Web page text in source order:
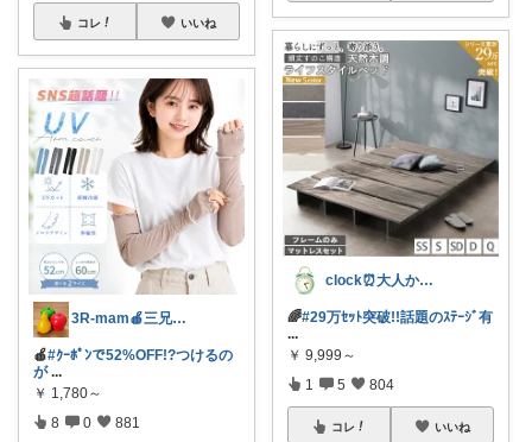
コレ いいね
3R-mam🍎三兄弟母
🍎#ｸｰﾎﾟﾝで52%OFF!?つけるの
が ...
￥ 1,780～
8 0 881
clock⏰大人かわいい
🌈#29万ｾｯﾄ突破!!話題のｽﾃｰｼﾞ有
...
￥ 9,999～
1 5 804
コレ いいね